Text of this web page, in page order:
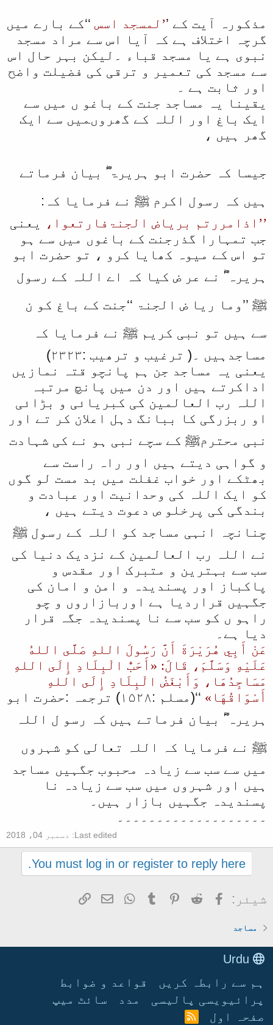
مذکورہ آیت کے ’’لمسجد اسس ‘‘کے بارے میں
گرچہ اختلاف ہے کہ آیا اس سے مراد مسجد
نبوی ہے یا مسجد قباء ۔لیکن بہر حال اس
سے مسجد کی تعمیر و ترقی کی فضیلت واضح
اور ثابت ہے ۔
یقینا یہ مساجد جنت کے باغو ں میں سے
ایک باغ اور اللہ کے گھروںمیں سے ایک
گھر ہیں ،
جیسا کہ حضرت ابو ہریرۃ ؓ بیان فرماتے
ہیں کہ رسول اکرم ﷺ نے فرمایا کہ:
’’اذامررتم بریاض الجنۃفارتعوا،
یعنی
جب تمہارا گذرجنت کے باغوں میں سے ہو
تو اس کے میوہ کھایا کرو ، تو حضرت ابو
ہریرہ ؓ نے عر ض کیا کہ اے اللہ کے رسول
ﷺ ’’وما ریا ض الجنۃ ‘‘جنت کے باغ کو ن
سے ہیں تو نبی کریم ﷺ نے فرمایا کہ
مساجدہیں ۔( ترغیب و ترھیب :۲۳۲۳)
یعنی یہ مساجد جن ہم پانچو قتہ نمازیں
اداکرتے ہیں اور دن میں پانچ مرتبہ
اللہ رب العالمین کی کبریائی و بڑائی
او ربزرگی کا ببانگ دہل اعلان کر تے اور
نبی محترمﷺ کے سچے نبی ہو نے کی شہادت
و گواہی دیتے ہیں اور راہ راست سے
بھٹکے اور خواب غفلت میں بد مست لو گوں
کو ایک اللہ کی وحدانیت اور عبادت و
بندگی کی پرخلو ص دعوت دیتے ہیں ،
چنانچہ انہی مساجد کو اللہ کے رسول ﷺ
نے اللہ رب العالمین کے نزدیک دنیا کی
سب سے بہترین و متبرک اور مقدس و
پاکباز اور پسندیدہ و امن و امان کی
جگہیں قراردیا ہے اوربازاروں و چو
راہو ں کو سب سے نا پسندیدہ جگہ قرار
دیا ہے۔
عَنْ أَبِي هُرَيْرَةَ أَنَّ رَسُولَ اللهِ صَلَّى اللهُ
عَلَيْهِ وَسَلَّمَ، قَالَ: «أَحَبُّ الْبِلَادِ إِلَى اللهِ
مَسَاجِدُهَا، وَأَبْغَضُ الْبِلَادِ إِلَى اللهِ
أَسْوَاقُهَا»
‘‘(مسلم :۱۵۲۸) ترجمہ :حضرت ابو
ہریرہ ؓ بیان فرماتے ہیں کہ رسو ل اللہ
ﷺ نے فرمایا کہ اللہ تعالی کو شہروں
میں سے سب سے زیادہ محبوب جگہیں مساجد
ہیں اور شہروں میں سب سے زیادہ نا
پسندیدہ جگہیں بازار ہیں۔
۔۔۔۔۔۔۔۔۔۔۔۔۔۔۔۔۔۔۔​
Last edited: دسمبر 04، 2018
You must log in or register to reply here.
شیئر: Facebook
Reddit
Pinterest
Tumblr
WhatsApp
ای میل
Link
مساجد
ہم سے رابطہ کریں
قواعد و ضوابط
پرائیویسی پالیسی
مدد
سائٹ میپ
صفحہ اول
آ